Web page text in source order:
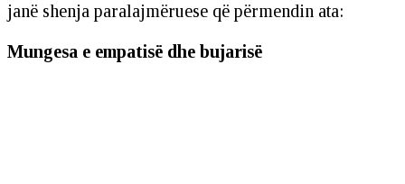
janë shenja paralajmëruese që përmendin ata:
Mungesa e empatisë dhe bujarisë